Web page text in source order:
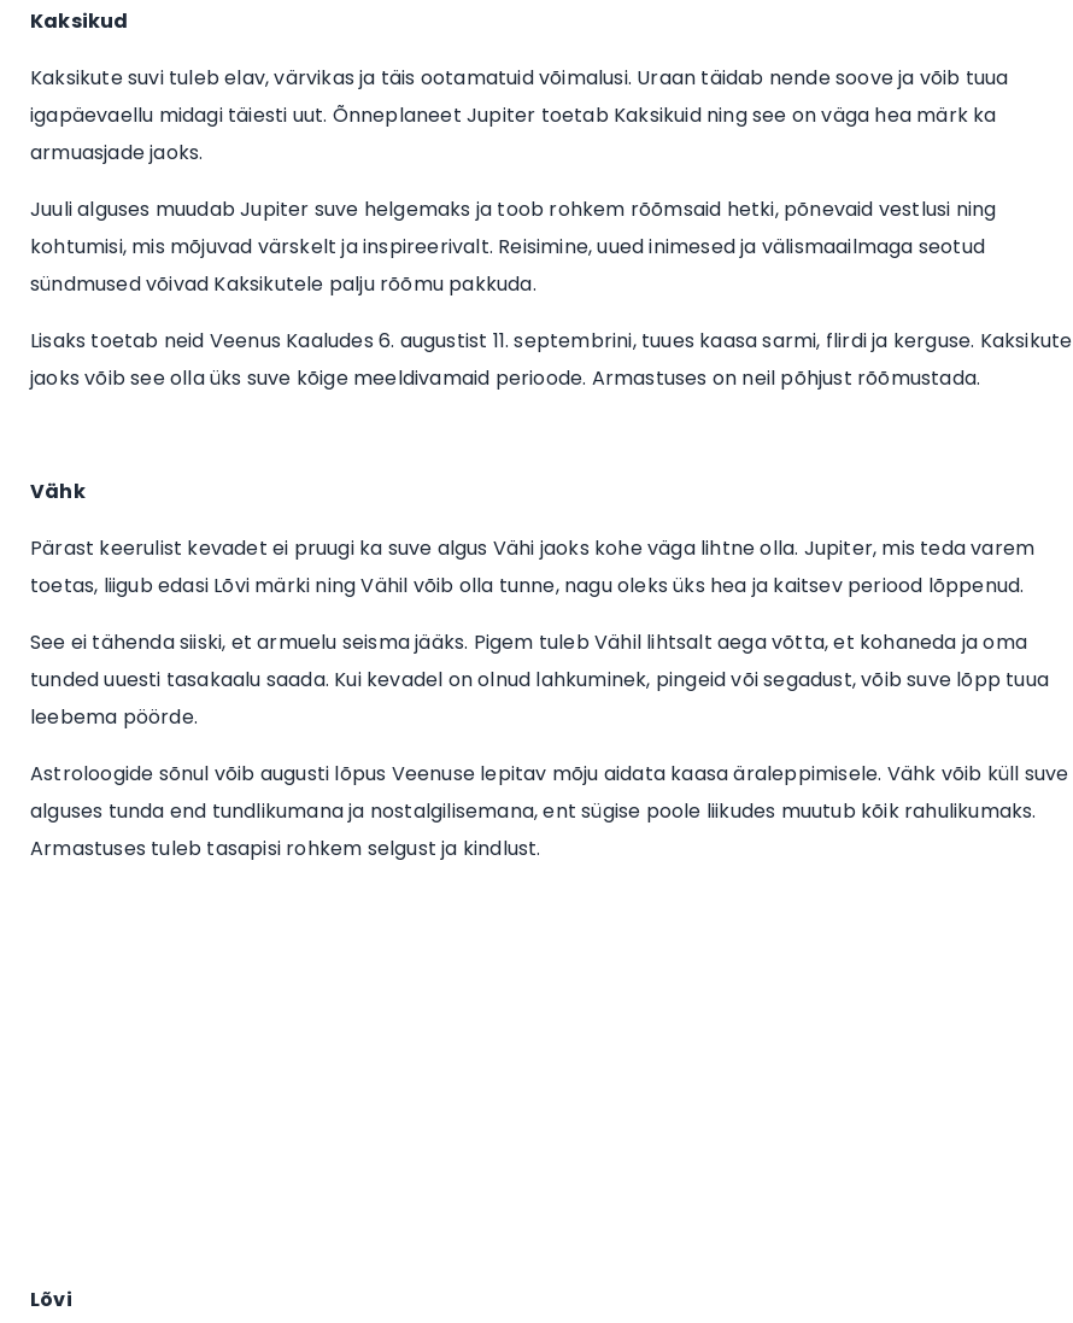
Kaksikud
Kaksikute suvi tuleb elav, värvikas ja täis ootamatuid võimalusi. Uraan täidab nende soove ja võib tuua
igapäevaellu midagi täiesti uut. Õnneplaneet Jupiter toetab Kaksikuid ning see on väga hea märk ka
armuasjade jaoks.
Juuli alguses muudab Jupiter suve helgemaks ja toob rohkem rõõmsaid hetki, põnevaid vestlusi ning
kohtumisi, mis mõjuvad värskelt ja inspireerivalt. Reisimine, uued inimesed ja välismaailmaga seotud
sündmused võivad Kaksikutele palju rõõmu pakkuda.
Lisaks toetab neid Veenus Kaaludes 6. augustist 11. septembrini, tuues kaasa sarmi, flirdi ja kerguse. Kaksikute
jaoks võib see olla üks suve kõige meeldivamaid perioode. Armastuses on neil põhjust rõõmustada.
Vähk
Pärast keerulist kevadet ei pruugi ka suve algus Vähi jaoks kohe väga lihtne olla. Jupiter, mis teda varem
toetas, liigub edasi Lõvi märki ning Vähil võib olla tunne, nagu oleks üks hea ja kaitsev periood lõppenud.
See ei tähenda siiski, et armuelu seisma jääks. Pigem tuleb Vähil lihtsalt aega võtta, et kohaneda ja oma
tunded uuesti tasakaalu saada. Kui kevadel on olnud lahkuminek, pingeid või segadust, võib suve lõpp tuua
leebema pöörde.
Astroloogide sõnul võib augusti lõpus Veenuse lepitav mõju aidata kaasa äraleppimisele. Vähk võib küll suve
alguses tunda end tundlikumana ja nostalgilisemana, ent sügise poole liikudes muutub kõik rahulikumaks.
Armastuses tuleb tasapisi rohkem selgust ja kindlust.
Lõvi